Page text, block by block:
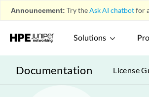
Announcement: Try theAsk AI chatbotfor
Solutions
Documentation License